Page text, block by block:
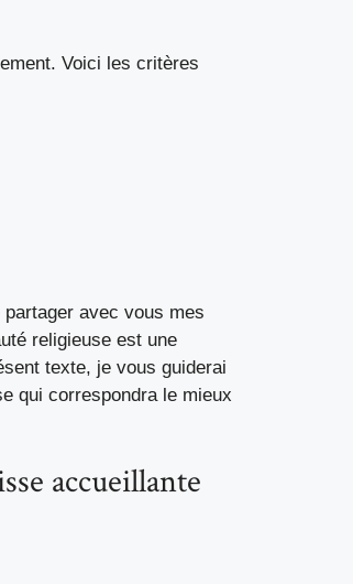
Voici les critères
avec vous mes
religieuse est une
texte, je vous guiderai
qui correspondra le mieux
accueillante